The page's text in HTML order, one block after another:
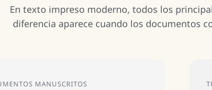
En texto impreso moderno, todos los
diferencia aparece cuando los documentos
MANUSCRITOS